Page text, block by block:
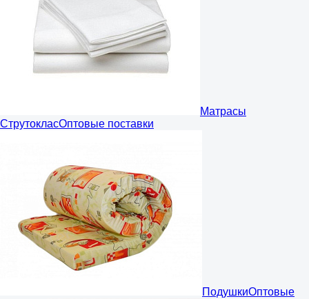
Матрасы
СтрутокласОптовые поставки
ПодушкиОптовые